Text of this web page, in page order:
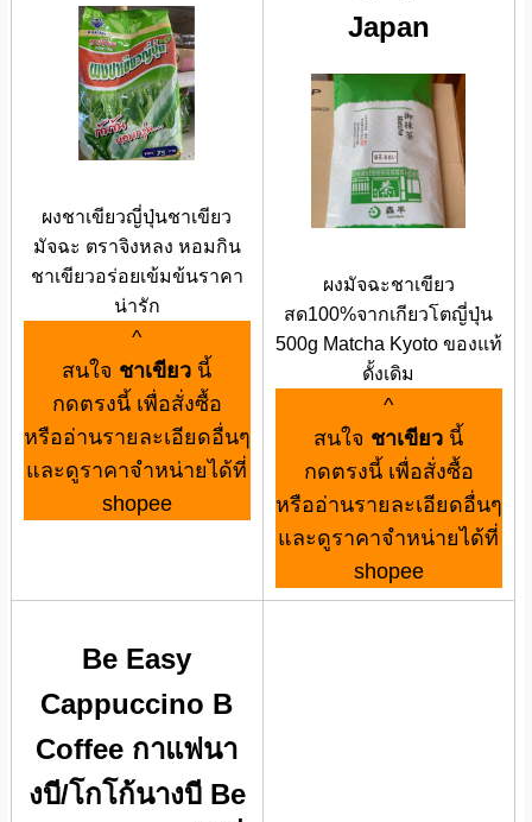
ผงชาเขียวญี่ปุ่นชาเขียว
มัจฉะ ตราจิงหลง หอมกิน
ชาเขียวอร่อยเข้มข้นราคา
น่ารัก
^
สนใจ ชาเขียว นี้
กดตรงนี้ เพื่อสั่งซื้อ
หรืออ่านรายละเอียดอื่นๆ
และดูราคาจำหน่ายได้ที่
shopee
Japan
ผงมัจฉะชาเขียว
สด100%จากเกียวโตญี่ปุ่น
500g Matcha Kyoto ของแท้
ดั้งเดิม
^
สนใจ ชาเขียว นี้
กดตรงนี้ เพื่อสั่งซื้อ
หรืออ่านรายละเอียดอื่นๆ
และดูราคาจำหน่ายได้ที่
shopee
Be Easy
Cappuccino B
Coffee กาแฟนา
งบี/โกโก้นางบี Be